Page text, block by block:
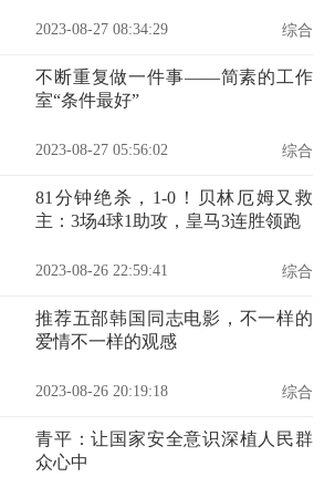
2023-08-27 08:34:29 综合
不断重复做一件事——简素的工作
室“条件最好”
2023-08-27 05:56:02 综合
81分钟绝杀，1-0！贝林厄姆又救
主：3场4球1助攻，皇马3连胜领跑
2023-08-26 22:59:41 综合
推荐五部韩国同志电影，不一样的
爱情不一样的观感
2023-08-26 20:19:18 综合
青平：让国家安全意识深植人民群
众心中